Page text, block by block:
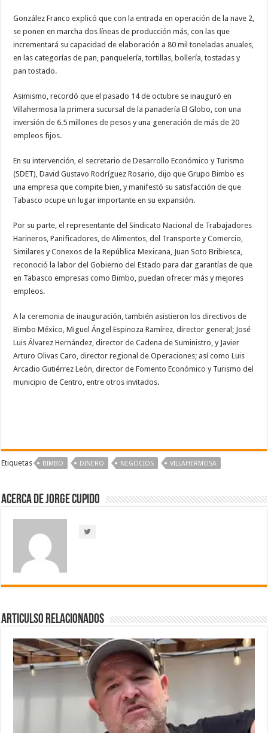
González Franco explicó que con la entrada en operación de la nave 2,
se ponen en marcha dos líneas de producción más, con las que
incrementará su capacidad de elaboración a 80 mil toneladas anuales,
en las categorías de pan, panquelería, tortillas, bollería, tostadas y
pan tostado.
Asimismo, recordó que el pasado 14 de octubre se inauguró en
Villahermosa la primera sucursal de la panadería El Globo, con una
inversión de 6.5 millones de pesos y una generación de más de 20
empleos fijos.
En su intervención, el secretario de Desarrollo Económico y Turismo
(SDET), David Gustavo Rodríguez Rosario, dijo que Grupo Bimbo es
una empresa que compite bien, y manifestó su satisfacción de que
Tabasco ocupe un lugar importante en su expansión.
Por su parte, el representante del Sindicato Nacional de Trabajadores
Harineros, Panificadores, de Alimentos, del Transporte y Comercio,
Similares y Conexos de la República Mexicana, Juan Soto Bribiesca,
reconoció la labor del Gobierno del Estado para dar garantías de que
en Tabasco empresas como Bimbo, puedan ofrecer más y mejores
empleos.
A la ceremonia de inauguración, también asistieron los directivos de
Bimbo México, Miguel Ángel Espinoza Ramírez, director general; José
Luis Álvarez Hernández, director de Cadena de Suministro, y Javier
Arturo Olivas Caro, director regional de Operaciones; así como Luis
Arcadio Gutiérrez León, director de Fomento Económico y Turismo del
municipio de Centro, entre otros invitados.
Etiquetas BIMBO DINERO NEGOCIOS VILLAHERMOSA
Acerca de Jorge Cupido
Articulso Relacionados